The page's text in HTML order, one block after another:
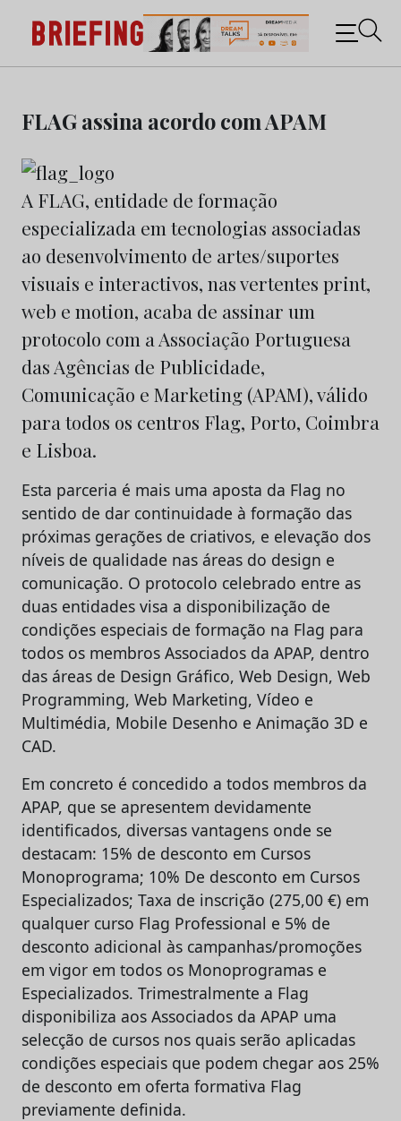
content
Briefing: Todas as notícias sobre os negócios do
Marketing e da Publicidade
FLAG assina acordo com APAM
A FLAG, entidade de formação
especializada em tecnologias associadas
ao desenvolvimento de artes/suportes
visuais e interactivos, nas vertentes print,
web e motion, acaba de assinar um
protocolo com a Associação Portuguesa
das Agências de Publicidade,
Comunicação e Marketing (APAM), válido
para todos os centros Flag, Porto, Coimbra
e Lisboa.
Esta parceria é mais uma aposta da Flag no
sentido de dar continuidade à formação das
próximas gerações de criativos, e elevação dos
níveis de qualidade nas áreas do design e
comunicação. O protocolo celebrado entre as
duas entidades visa a disponibilização de
condições especiais de formação na Flag para
todos os membros Associados da APAP, dentro
das áreas de Design Gráfico, Web Design, Web
Programming, Web Marketing, Vídeo e
Multimédia, Mobile Desenho e Animação 3D e
CAD.
Em concreto é concedido a todos membros da
APAP, que se apresentem devidamente
identificados, diversas vantagens onde se
destacam: 15% de desconto em Cursos
Monoprograma; 10% De desconto em Cursos
Especializados; Taxa de inscrição (275,00 €) em
qualquer curso Flag Professional e 5% de
desconto adicional às campanhas/promoções
em vigor em todos os Monoprogramas e
Especializados. Trimestralmente a Flag
disponibiliza aos Associados da APAP uma
selecção de cursos nos quais serão aplicadas
condições especiais que podem chegar aos 25%
de desconto em oferta formativa Flag
previamente definida.